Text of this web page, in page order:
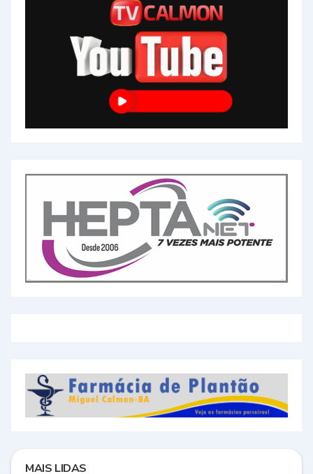
MAIS LIDAS